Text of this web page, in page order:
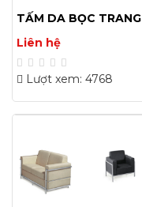
TẤM DA BỌC TRANG
TRÍ 30X60(CM) 02
Liên hệ
Lượt xem: 4768